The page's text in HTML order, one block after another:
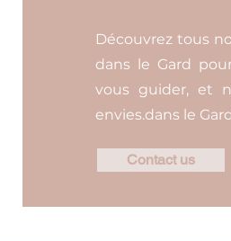
Découvrez tous
dans le Gard
vous guider, et
envies.dans le
Contact us